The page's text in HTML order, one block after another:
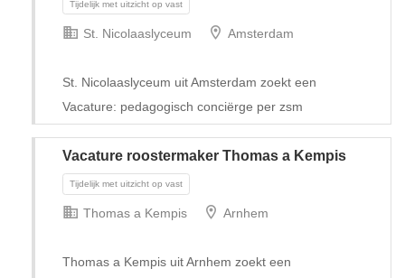
Tijdelijk
St. Nicolaaslyceum Amsterdam
St. Nicolaaslyceum uit Amsterdam zoekt een
Vacature: pedagogisch conciërge per zsm
Vacature roostermaker Thomas a Kempis
Thomas a Kempis Arnhem
Thomas a Kempis uit Arnhem zoekt een